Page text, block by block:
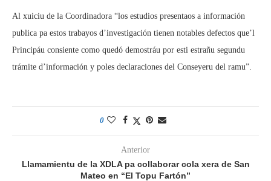
Al xuiciu de la Coordinadora “los estudios presentaos a información
publica pa estos trabayos d’investigación tienen notables defectos que’l
Principáu consiente como quedó demostráu por esti estrañu segundu
trámite d’información y poles declaraciones del Conseyeru del ramu”.
0
Anterior
Llamamientu de la XDLA pa collaborar cola xera de San
Mateo en “El Topu Fartón”